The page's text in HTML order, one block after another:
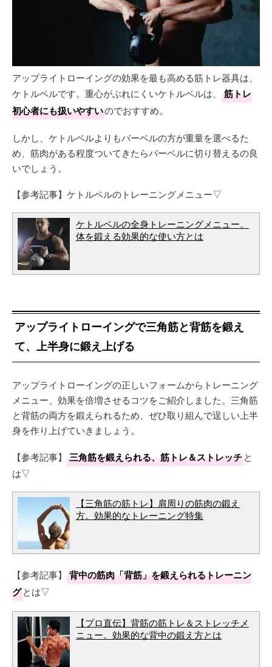
アップライトローイングの効果を最も高める筋トレ器具は、
ケトルベルです。重心がぶれにくいケトルベルは、
筋トレ
初心者にも扱いやすいのでおすすめ。
しかし、ケトルベルよりもバーベルの方が重量を選べるた
め、筋肉がある程度ついてきたらバーベルに切り替えるの良
いでしょう。
【参考記事】ケトルベルのトレーニングメニュー▽
ケトルベルの全身トレーニングメニュー。
体を鍛える効果的な使い方とは
アップライトローイングで三角筋と背筋を鍛え
て、上半身に鍛え上げる
アップライトローイングの正しいフォームからトレーニング
メニュー、効果を倍増させるコツをご紹介しました。三角筋
と背筋の両方を鍛えられるため、ぜひ取り組んで逞しい上半
身を作り上げていきましょう。
【参考記事】 三角筋を鍛えられる、筋トレ＆ストレッチと
は▽
【三角筋の筋トレ】肩周りの筋肉の鍛え
方。効果的なトレーニング特集
【参考記事】
背中の筋肉「背筋」を鍛えられるトレーニン
グとは▽
【プロ直伝】背筋の筋トレ＆ストレッチメ
ニュー。効果的な背中の鍛え方とは